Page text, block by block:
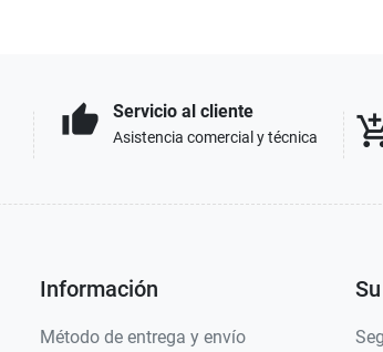
thumb_up Servicio al cliente
Asistencia comercial y técnica
Información
Método de entrega y envío